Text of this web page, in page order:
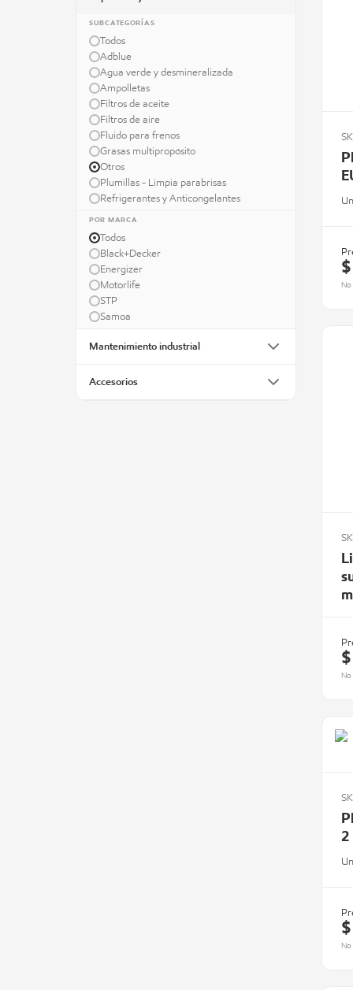
SUBCATEGORÍAS
Todos
Adblue
Agua verde y desmineralizada
Ampolletas
Filtros de aceite
Filtros de aire
Fluido para frenos
Grasas multipropósito
Otros
Plumillas - Limpia parabrisas
Refrigerantes y Anticongelantes
POR MARCA
Todos
Black+Decker
Energizer
Motorlife
STP
Samoa
Mantenimiento industrial
Accesorios
No
No
2
No